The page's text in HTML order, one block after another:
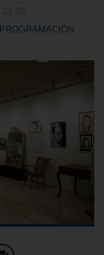
PROGRAMACIÓN